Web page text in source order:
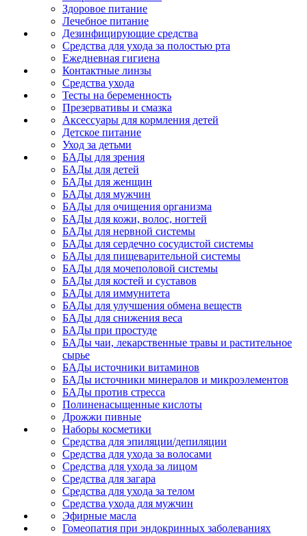
Здоровое питание
Лечебное питание
Дезинфицирующие средства
Средства для ухода за полостью рта
Ежедневная гигиена
Контактные линзы
Средства ухода
Тесты на беременность
Презервативы и смазка
Аксессуары для кормления детей
Детское питание
Уход за детьми
БАДы для зрения
БАДы для детей
БАДы для женщин
БАДы для мужчин
БАДы для очищения организма
БАДы для кожи, волос, ногтей
БАДы для нервной системы
БАДы для сердечно сосудистой системы
БАДы для пищеварительной системы
БАДы для мочеполовой системы
БАДы для костей и суставов
БАДы для иммунитета
БАДы для улучшения обмена веществ
БАДы для снижения веса
БАДы при простуде
БАДы чаи, лекарственные травы и растительное
сырье
БАДы источники витаминов
БАДы источники минералов и микроэлементов
БАДы против стресса
Полиненасыщенные кислоты
Дрожжи пивные
Наборы косметики
Средства для эпиляции/депиляции
Средства для ухода за волосами
Средства для ухода за лицом
Средства для загара
Средства для ухода за телом
Средства ухода для мужчин
Эфирные масла
Гомеопатия при эндокринных заболеваниях